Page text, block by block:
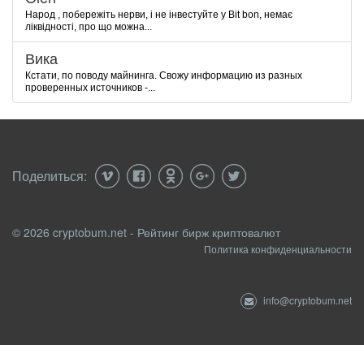
Народ , побережіть нерви, і не інвестуйте у Bit bon, немає
ліквідності, про що можна...
Вика
Кстати, по поводу майнинга. Свожу информацию из разных
проверенных источников -...
Поделиться:
© 2026 cryptobum.net - Рейтинг бирж криптовалют
Политика конфиденциальности
info@cryptobum.net